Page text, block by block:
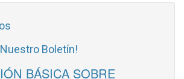
Boletín!
BÁSICA SOBRE